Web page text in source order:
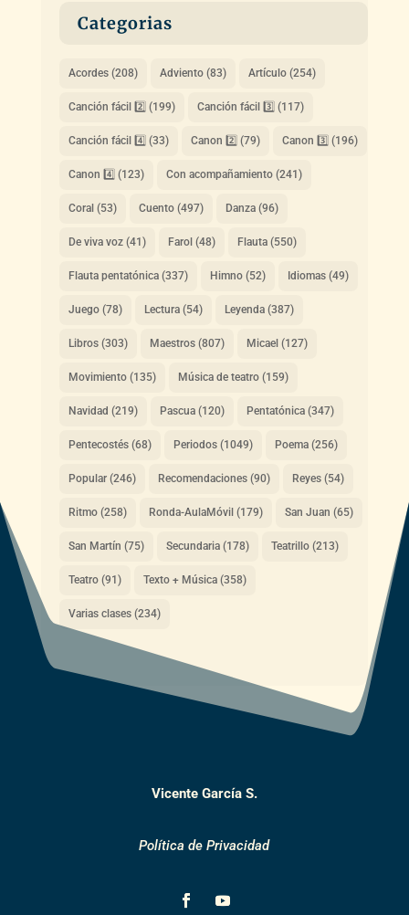
Categorias
Acordes(208) Adviento(83) Artículo(254)
Canción fácil 2️⃣ (199) Canción fácil 3️⃣ (117)
Canción fácil 4️⃣ (33) Canon 2️⃣ (79) Canon 3️⃣ (196)
Canon 4️⃣ (123) Con acompañamiento(241)
Coral (53) Cuento(497) Danza(96)
De viva voz(41) Farol (48) Flauta(550)
Flauta pentatónica(337) Himno(52) Idiomas(49)
Juego(78) Lectura(54) Leyenda(387)
Libros(303) Maestros(807) Micael (127)
Movimiento(135) Música de teatro(159)
Navidad (219) Pascua(120) Pentatónica(347)
Pentecostés(68) Periodos(1049) Poema(256)
Popular(246) Recomendaciones(90) Reyes(54)
Ritmo(258) Ronda-AulaMóvil (179) San Juan (65)
San Martín (75) Secundaria(178) Teatrillo(213)
Teatro(91) Texto + Música(358)
Varias clases(234)
Vicente García S.
Política de Privacidad